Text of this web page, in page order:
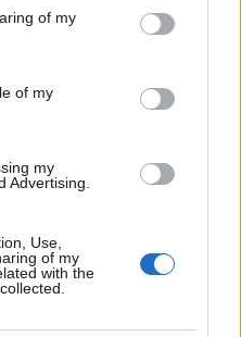
behaviour. You may click to
and its third-party tags to
purposes in below Google
of my
of my
my
Advertising.
Use,
of my
with the
kapott